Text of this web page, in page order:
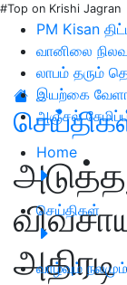
#Top on Krishi Jagran
PM Kisan
வானிலை
லாபம் தரும்
இயற்கை
அஞ்சல்
Home
செய்திகள்
வாழ்வும் நலமும்
அதிரடி